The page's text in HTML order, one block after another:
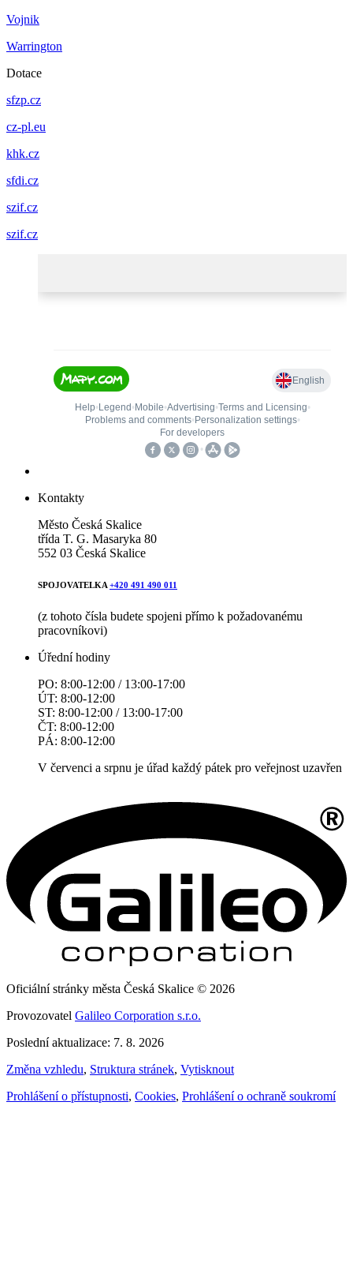
Vojnik
Warrington
Dotace
sfzp.cz
cz-pl.eu
khk.cz
sfdi.cz
szif.cz
szif.cz
Kontakty
Město Česká Skalice
třída T. G. Masaryka 80
552 03 Česká Skalice
SPOJOVATELKA +420 491 490 011
(z tohoto čísla budete spojeni přímo k požadovanému
pracovníkovi)
Úřední hodiny
PO: 8:00-12:00 / 13:00-17:00
ÚT: 8:00-12:00
ST: 8:00-12:00 / 13:00-17:00
ČT: 8:00-12:00
PÁ: 8:00-12:00
V červenci a srpnu je úřad každý pátek pro veřejnost uzavřen
Oficiální stránky města Česká Skalice © 2026
Provozovatel Galileo Corporation s.r.o.
Poslední aktualizace: 7. 8. 2026
Změna vzhledu, Struktura stránek, Vytisknout
Prohlášení o přístupnosti, Cookies, Prohlášení o ochraně soukromí